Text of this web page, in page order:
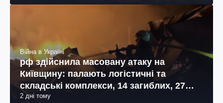
Війна в Україні
рф здійснила масовану атаку на
Київщину: палають логістичні та
складські комплекси, 14 загиблих, 27
поранених (фото, відео)
2 дні тому